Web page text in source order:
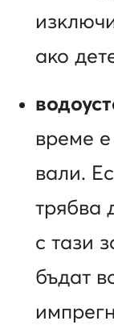
ако
време
вали.
трябва
с тази
бъдат